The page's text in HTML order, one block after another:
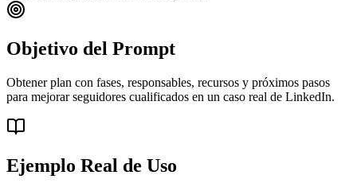
Objetivo del Prompt
Obtener plan con fases, responsables, recursos y próximos pasos
para mejorar seguidores cualificados en un caso real de LinkedIn.
Ejemplo Real de Uso